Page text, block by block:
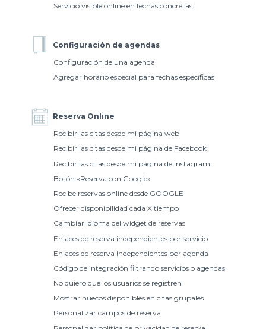
Servicio visible online en fechas concretas
Configuración de agendas
Configuración de una agenda
Agregar horario especial para fechas específicas
Reserva Online
Recibir las citas desde mi página web
Recibir las citas desde mi página de Facebook
Recibir las citas desde mi página de Instagram
Botón «Reserva con Google»
Recibe reservas online desde GOOGLE
Ofrecer disponibilidad cada X tiempo
Cambiar idioma del widget de reservas
Enlaces de reserva independientes por servicio
Enlaces de reserva independientes por agenda
Código de integración filtrando servicios o agendas
No quiero que los usuarios se registren
Mostrar huecos disponibles en citas grupales
Personalizar campos de reserva